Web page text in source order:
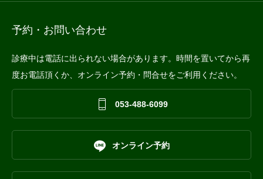
予約・お問い合わせ
診療中は電話に出られない場合があります。時間を置いてから再
度お電話頂くか、オンライン予約・問合せをご利用ください。
 053-488-6099
 オンライン予約